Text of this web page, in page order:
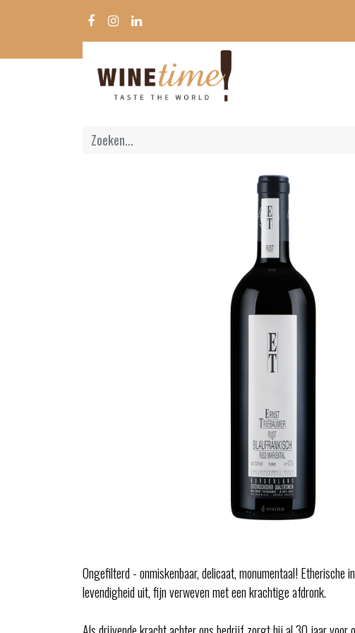
Ongefilterd - onmiskenbaar, delicaat, monumentaal! Etherische
levendigheid uit, fijn verweven met een krachtige afdronk.